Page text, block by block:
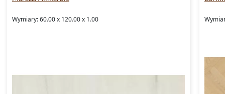
Wymiary: 60.00 x 120.00 x 1.00